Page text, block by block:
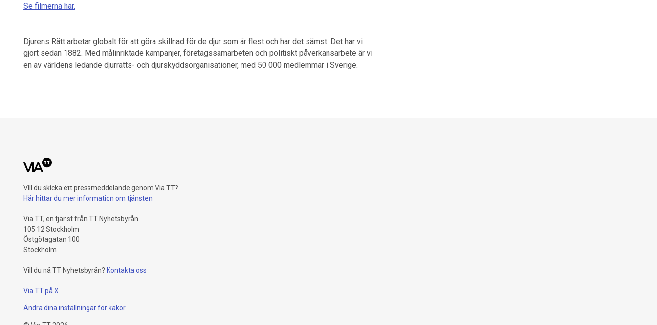
Se filmerna här.
Djurens Rätt arbetar globalt för att göra skillnad för de djur som är flest och har det sämst. Det har vi
gjort sedan 1882. Med målinriktade kampanjer, företagssamarbeten och politiskt påverkansarbete är vi
en av världens ledande djurrätts- och djurskyddsorganisationer, med 50 000 medlemmar i Sverige.
Vill du skicka ett pressmeddelande genom Via TT?
Här hittar du mer information om tjänsten
Via TT, en tjänst från TT Nyhetsbyrån
105 12 Stockholm
Östgötagatan 100
Stockholm
Vill du nå TT Nyhetsbyrån? Kontakta oss
Via TT på X
Ändra dina inställningar för kakor